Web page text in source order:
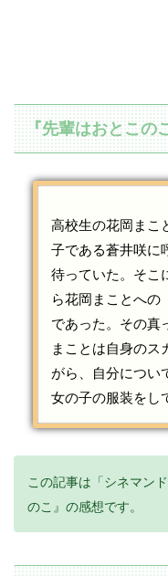
『先輩はおとこの
高校生の花岡まこ
子である蒼井咲に
待っていた。そこ
ら花岡まことへの
であった。その真
まことは自身のス
がら、自分につい
女の子の服装をし
この記事は「シネマン
のこ』の感想です。